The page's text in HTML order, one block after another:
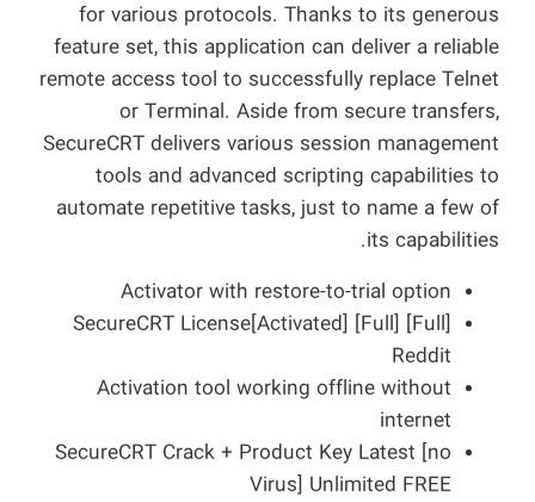
for various protocols. Thanks to its generous
feature set, this application can deliver a reliable
remote access tool to successfully replace Telnet
or Terminal. Aside from secure transfers,
SecureCRT delivers various session management
tools and advanced scripting capabilities to
automate repetitive tasks, just to name a few of
its capabilities.
Activator with restore-to-trial option
SecureCRT License[Activated] [Full] [Full]
Reddit
Activation tool working offline without
internet
SecureCRT Crack + Product Key Latest [no
Virus] Unlimited FREE